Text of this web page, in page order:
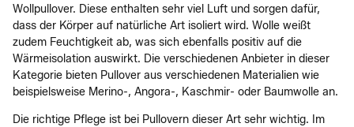
Wollpullover. Diese enthalten sehr viel Luft und sorgen dafür,
dass der Körper auf natürliche Art isoliert wird. Wolle weißt
zudem Feuchtigkeit ab, was sich ebenfalls positiv auf die
Wärmeisolation auswirkt. Die verschiedenen Anbieter in dieser
Kategorie bieten Pullover aus verschiedenen Materialien wie
beispielsweise Merino-, Angora-, Kaschmir- oder Baumwolle an.
Die richtige Pflege ist bei Pullovern dieser Art sehr wichtig. Im